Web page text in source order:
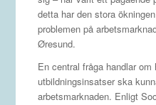
detta har den stora
problemen på
Øresund.
En central fråga handlar
utbildningsinsatser ska
arbetsmarknaden. Enligt